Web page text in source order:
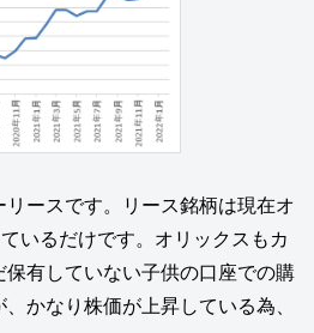
ースです。リース銘柄は現在オ
いるだけです。オリックスもカ
有していない子供の口座での購
かなり株価が上昇している為、